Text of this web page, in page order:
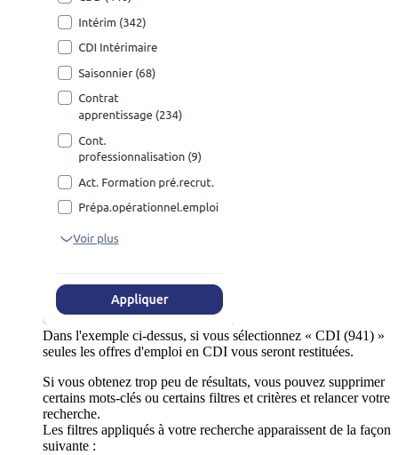
Dans l'exemple ci-dessus, si vous sélectionnez « CDI (941) »
seules les offres d'emploi en CDI vous seront restituées.
Si vous obtenez trop peu de résultats, vous pouvez supprimer
certains mots-clés ou certains filtres et critères et relancer votre
recherche.
Les filtres appliqués à votre recherche apparaissent de la façon
suivante :